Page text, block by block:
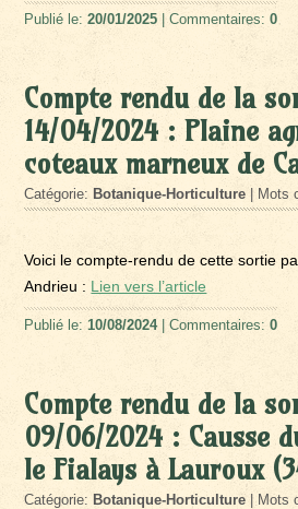
Publié le:20/01/2025 | Commentaires:0
Compte rendu de la
14/04/2024 : Plaine
coteaux marneux de
Catégorie: Botanique-Horticulture | Mots
Voici le compte-rendu de cette sortie
Andrieu : Lien vers l’article
Publié le:10/08/2024| Commentaires:0
Compte rendu de la
09/06/2024 : Causse
le Fialays à Lauroux
Catégorie: Botanique-Horticulture | Mots